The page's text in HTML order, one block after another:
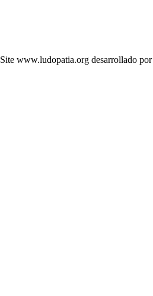
Site www.ludopatia.org desarrollado por